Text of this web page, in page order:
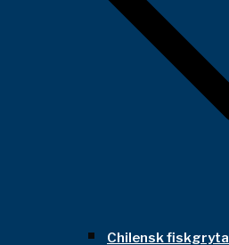
Chilensk fiskgryta